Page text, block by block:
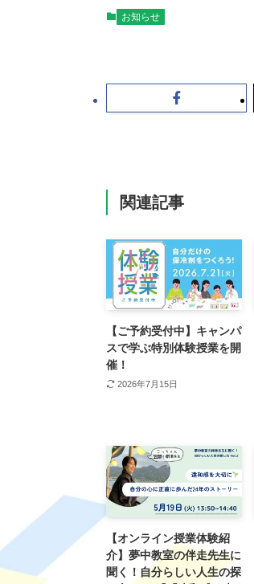
お知らせ
関連記事
【ご予約受付中】キャンパ
スで学ぶ特別体験授業を開
催！
2026年7月15日
【オンライン授業体験紹
介】夢中教室の伴走先生に
聞く！自分らしい人生の探